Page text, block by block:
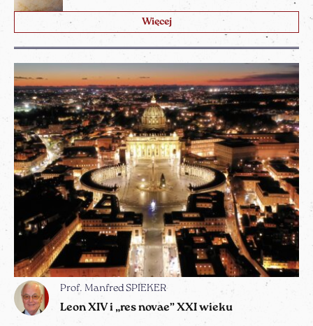
Więcej
Prof. Manfred SPIEKER
Leon XIV i „res novae” XXI wieku